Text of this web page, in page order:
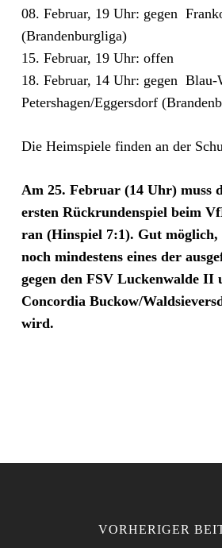
08. Februar, 19 Uhr: gegen
(Brandenburgliga)
15. Februar, 19 Uhr: offen
18. Februar, 14 Uhr: gegen Blau-
Petershagen/Eggersdorf
Die Heimspiele finden an der
Am 25. Februar (14 Uhr) muss
ersten Rückrundenspiel beim
ran (Hinspiel 7:1). Gut möglich,
noch mindestens eines der
gegen den FSV Luckenwalde II
Concordia Buckow/
wird.
VORHERIGER